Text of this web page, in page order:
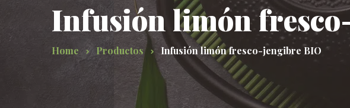
Infusión limón
Home Productos Infusión limón fresco-jengibre BIO